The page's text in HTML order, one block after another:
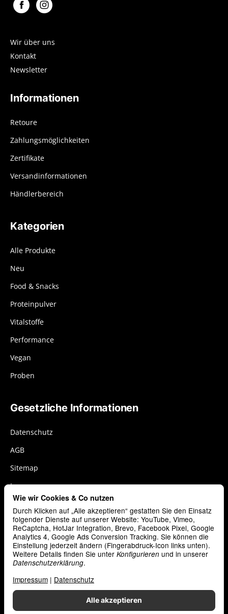
Wir über uns
Kontakt
Newsletter
Informationen
Retoure
Zahlungsmöglichkeiten
Zertifikate
Versandinformationen
Händlerbereich
Kategorien
Alle Produkte
Neu
Food & Snacks
Proteinpulver
Vitalstoffe
Performance
Vegan
Proben
Gesetzliche Informationen
Datenschutz
AGB
Sitemap
Impressum
Widerrufsrecht
Cookies
Vertrag widerrufen
Zahlungsarten
Alle akzeptieren
Wie wir Cookies & Co nutzen
Durch Klicken auf „Alle akzeptieren“ gestatten Sie den Einsatz
folgender Dienste auf unserer Website: YouTube, Vimeo,
ReCaptcha, HotJar Integration, Brevo, Facebook Pixel, Google
Analytics 4, Google Ads Conversion Tracking. Sie können die
Einstellung jederzeit ändern (Fingerabdruck-Icon links unten).
Weitere Details finden Sie unter Konfigurieren und in unserer
Datenschutzerklärung.
Impressum | Datenschutz